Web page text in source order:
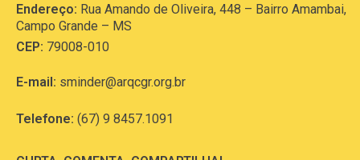
Endereço: Rua Amando de Oliveira, 448 – Bairro Amambai,
Campo Grande – MS
CEP: 79008-010
E-mail: sminder@arqcgr.org.br
Telefone: (67) 9 8457.1091